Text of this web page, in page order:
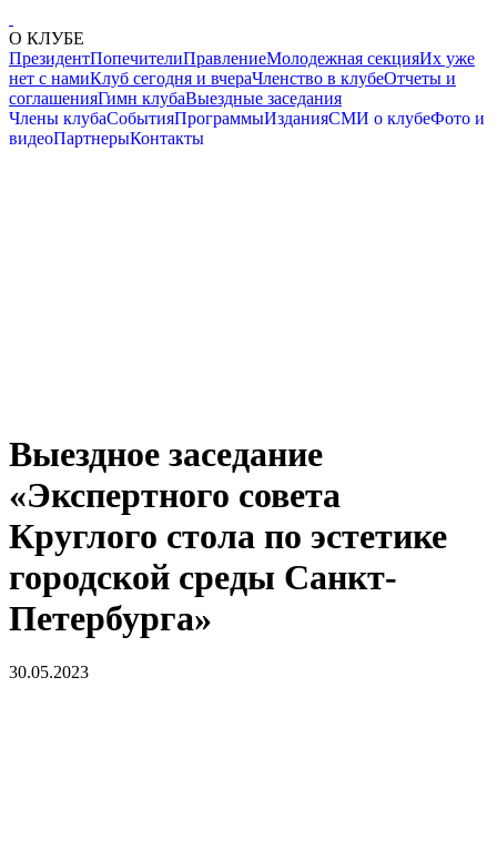
О КЛУБЕ
ПрезидентПопечителиПравлениеМолодежная секцияИх уже
нет с намиКлуб сегодня и вчераЧленство в клубеОтчеты и
соглашенияГимн клубаВыездные заседания
Члены клубаСобытияПрограммыИзданияСМИ о клубеФото и
видеоПартнерыКонтакты
Выездное заседание
«Экспертного совета
Круглого стола по эстетике
городской среды Санкт-
Петербурга»
30.05.2023